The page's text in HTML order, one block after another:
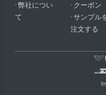
· 弊社につい
て
· クーポン
· サンプル
注文する